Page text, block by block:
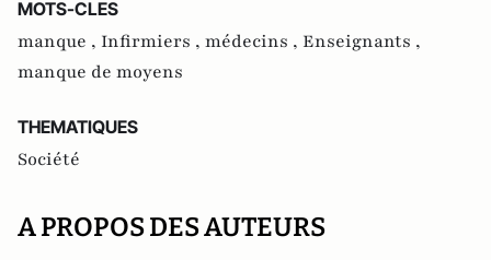
MOTS-CLES
manque , Infirmiers , médecins , Enseignants ,
manque de moyens
THEMATIQUES
Société
A PROPOS DES AUTEURS